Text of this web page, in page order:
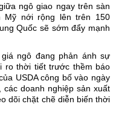
ngô giao ngay trên sàn
Mỹ nới rộng lên trên 150
Quốc sẽ sớm đẩy mạnh
ngô đang phản ánh sự
ro thời tiết trước thềm báo
USDA công bố vào ngày
doanh nghiệp sản xuất
dõi chặt chẽ diễn biến thời